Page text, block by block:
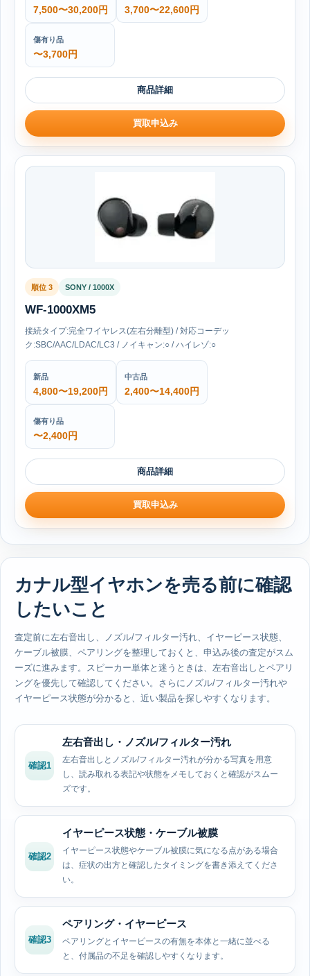
7,500〜30,200円 3,700〜22,600円
傷有り品
〜3,700円
商品詳細
買取申込み
順位 3 SONY / 1000X
WF-1000XM5
接続タイプ:完全ワイヤレス(左右分離型) / 対応コーデッ
ク:SBC/AAC/LDAC/LC3 / ノイキャン:○ / ハイレゾ:○
新品
4,800〜19,200円
中古品
2,400〜14,400円
傷有り品
〜2,400円
商品詳細
買取申込み
カナル型イヤホンを売る前に確認
したいこと
査定前に左右音出し、ノズル/フィルター汚れ、イヤーピース状態、
ケーブル被膜、ペアリングを整理しておくと、申込み後の査定がスム
ーズに進みます。スピーカー単体と迷うときは、左右音出しとペアリ
ングを優先して確認してください。さらにノズル/フィルター汚れや
イヤーピース状態が分かると、近い製品を探しやすくなります。
確認1
左右音出し・ノズル/フィルター汚れ
左右音出しとノズル/フィルター汚れが分かる写真を用意
し、読み取れる表記や状態をメモしておくと確認がスムー
ズです。
確認2
イヤーピース状態・ケーブル被膜
イヤーピース状態やケーブル被膜に気になる点がある場合
は、症状の出方と確認したタイミングを書き添えてくださ
い。
確認3
ペアリング・イヤーピース
ペアリングとイヤーピースの有無を本体と一緒に並べる
と、付属品の不足を確認しやすくなります。